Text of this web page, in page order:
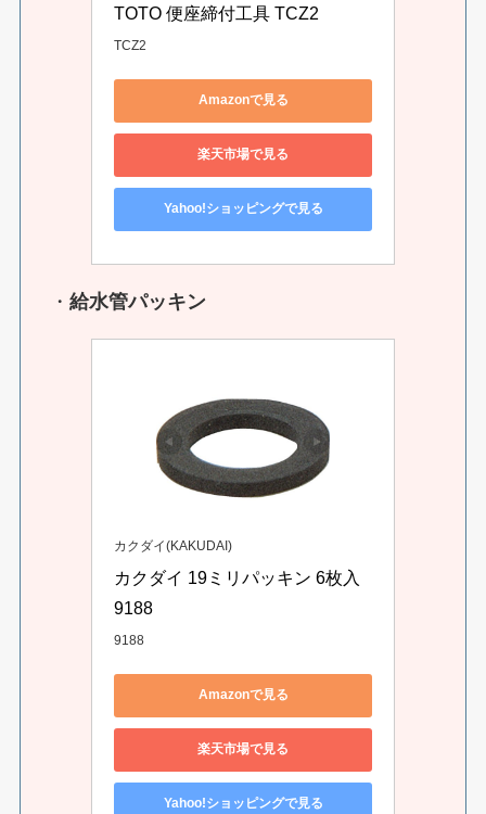
TOTO 便座締付工具 TCZ2
TCZ2
Amazonで見る
楽天市場で見る
Yahoo!ショッピングで見る
・ 給水管パッキン
カクダイ(KAKUDAI)
カクダイ 19ミリパッキン 6枚入
9188
9188
Amazonで見る
楽天市場で見る
Yahoo!ショッピングで見る